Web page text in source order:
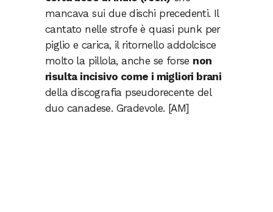
mancava sui due dischi precedenti. Il
cantato nelle strofe è quasi punk per
piglio e carica, il ritornello addolcisce
molto la pillola, anche se forse non
risulta incisivo come i migliori brani
della discografia pseudorecente del
duo canadese. Gradevole. [AM]